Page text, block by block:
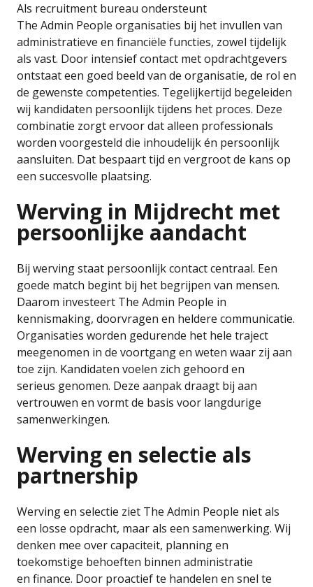
Als recruitment bureau ondersteunt
The Admin People organisaties bij het invullen van
administratieve en financiële functies, zowel tijdelijk
als vast. Door intensief contact met opdrachtgevers
ontstaat een goed beeld van de organisatie, de rol en
de gewenste competenties. Tegelijkertijd begeleiden
wij kandidaten persoonlijk tijdens het proces. Deze
combinatie zorgt ervoor dat alleen professionals
worden voorgesteld die inhoudelijk én persoonlijk
aansluiten. Dat bespaart tijd en vergroot de kans op
een succesvolle plaatsing.
Werving in Mijdrecht met
persoonlijke aandacht
Bij werving staat persoonlijk contact centraal. Een
goede match begint bij het begrijpen van mensen.
Daarom investeert The Admin People in
kennismaking, doorvragen en heldere communicatie.
Organisaties worden gedurende het hele traject
meegenomen in de voortgang en weten waar zij aan
toe zijn. Kandidaten voelen zich gehoord en
serieus genomen. Deze aanpak draagt bij aan
vertrouwen en vormt de basis voor langdurige
samenwerkingen.
Werving en selectie als
partnership
Werving en selectie ziet The Admin People niet als
een losse opdracht, maar als een samenwerking. Wij
denken mee over capaciteit, planning en
toekomstige behoeften binnen administratie
en finance. Door proactief te handelen en snel te